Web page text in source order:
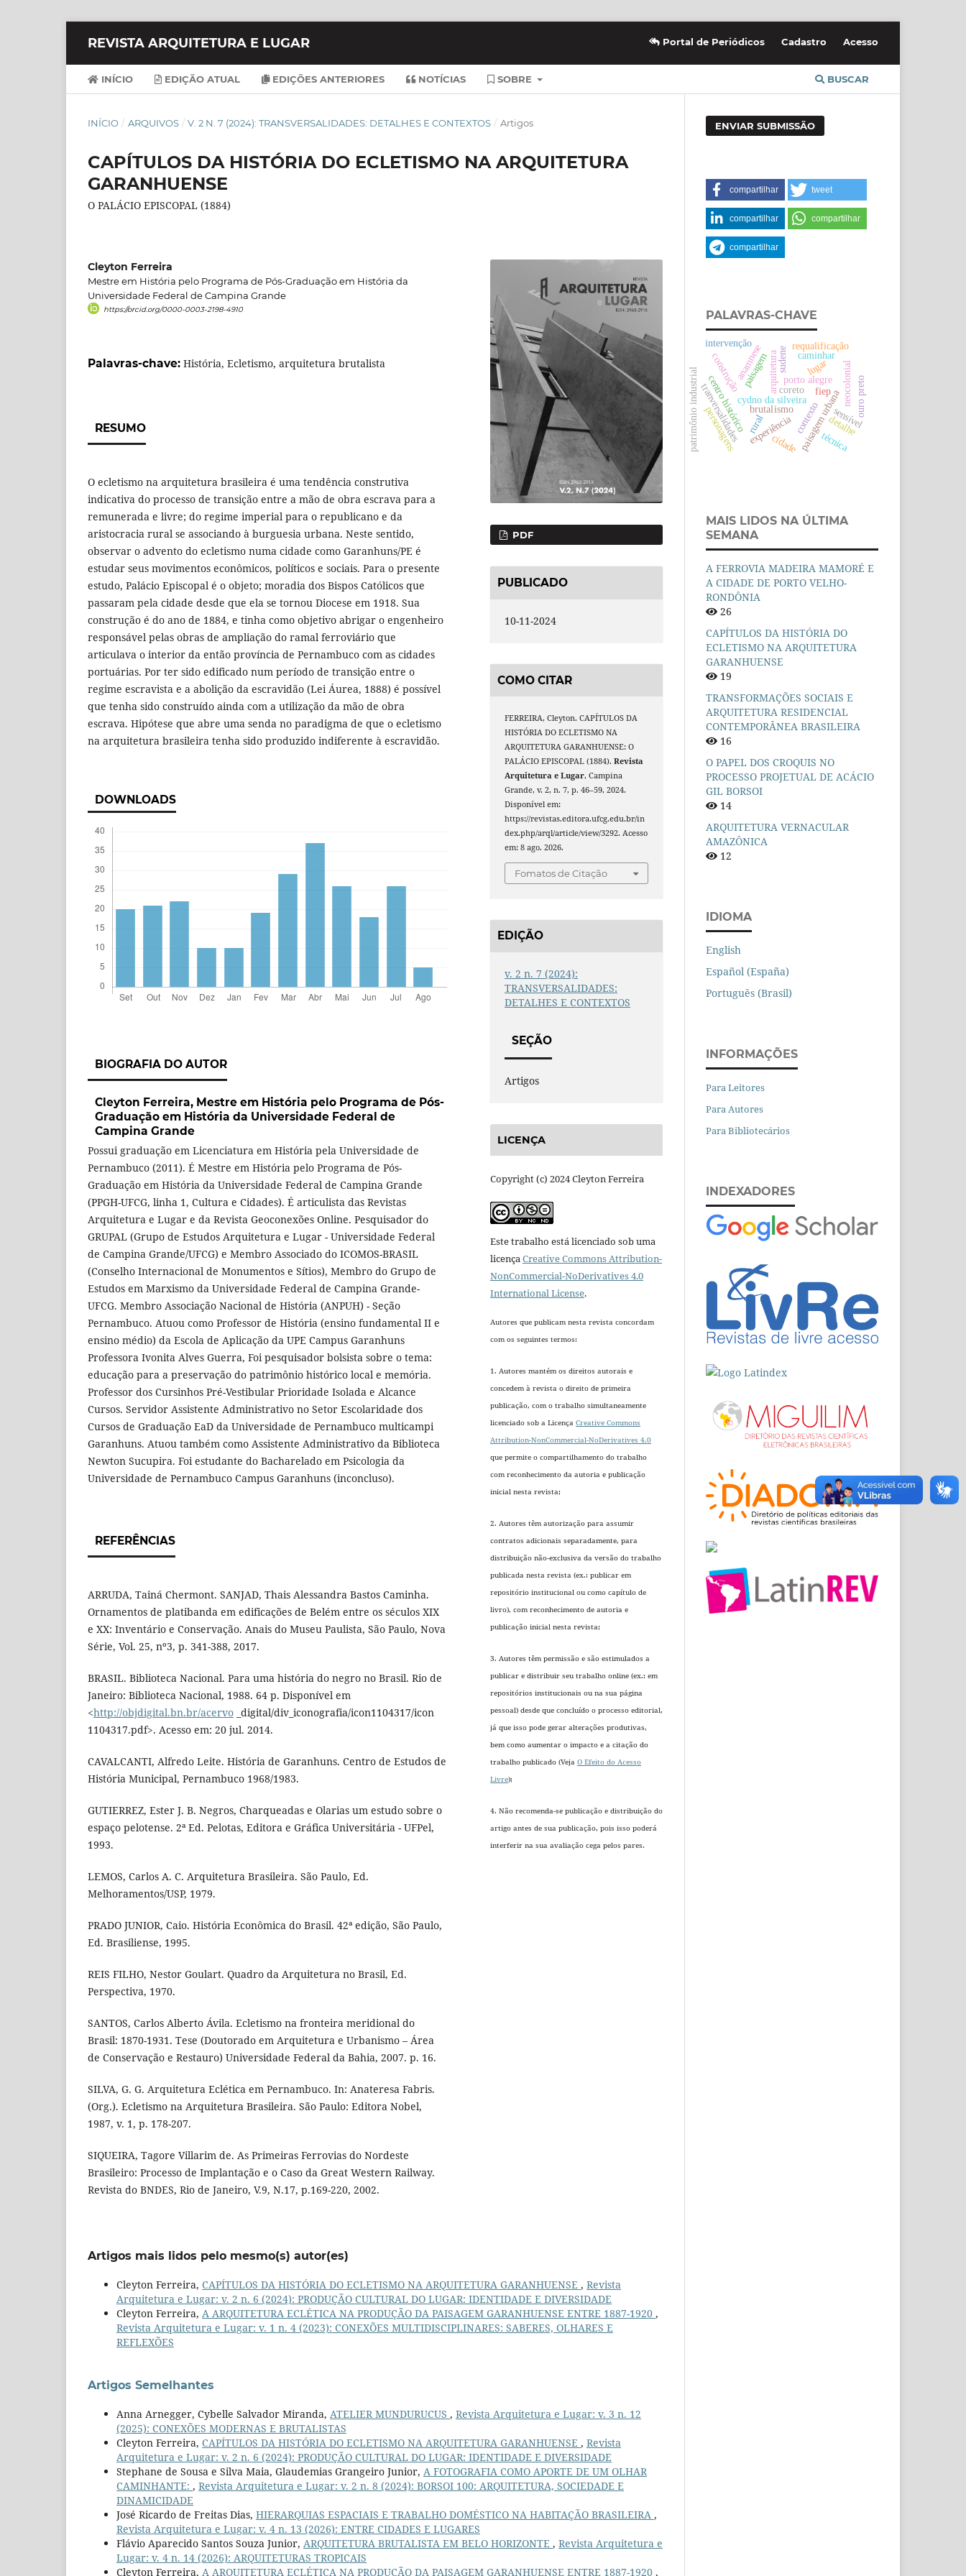
REVISTA ARQUITETURA E LUGAR
INÍCIO EDIÇÃO ATUAL EDIÇÕES ANTERIORES NOTÍCIAS SOBRE BUSCAR
Portal de Periódicos Cadastro Acesso
INÍCIO / ARQUIVOS / V. 2 N. 7 (2024): TRANSVERSALIDADES: DETALHES E CONTEXTOS / Artigos
CAPÍTULOS DA HISTÓRIA DO ECLETISMO NA ARQUITETURA
GARANHUENSE
O PALÁCIO EPISCOPAL (1884)
Cleyton Ferreira
Mestre em História pelo Programa de Pós-Graduação em História da
Universidade Federal de Campina Grande
https://orcid.org/0000-0003-2198-4910
Palavras-chave: História, Ecletismo, arquitetura brutalista
RESUMO
O ecletismo na arquitetura brasileira é uma tendência construtiva
indicativa do processo de transição entre a mão de obra escrava para a
remunerada e livre; do regime imperial para o republicano e da
aristocracia rural se associando à burguesia urbana. Neste sentido,
observar o advento do ecletismo numa cidade como Garanhuns/PE é
estudar seus movimentos econômicos, políticos e sociais. Para o presente
estudo, Palácio Episcopal é o objeto; moradia dos Bispos Católicos que
passaram pela cidade desde que ela se tornou Diocese em 1918. Sua
construção é do ano de 1884, e tinha como objetivo abrigar o engenheiro
responsável pelas obras de ampliação do ramal ferroviário que
articulava o interior da então província de Pernambuco com as cidades
portuárias. Por ter sido edificado num período de transição entre o
regime escravista e a abolição da escravidão (Lei Áurea, 1888) é possível
que tenha sido construído ainda com a utilização da mão de obra
escrava. Hipótese que abre uma senda no paradigma de que o ecletismo
na arquitetura brasileira tenha sido produzido indiferente à escravidão.
DOWNLOADS
BIOGRAFIA DO AUTOR
Cleyton Ferreira, Mestre em História pelo Programa de Pós-
Graduação em História da Universidade Federal de
Campina Grande
Possui graduação em Licenciatura em História pela Universidade de
Pernambuco (2011). É Mestre em História pelo Programa de Pós-
Graduação em História da Universidade Federal de Campina Grande
(PPGH-UFCG, linha 1, Cultura e Cidades). É articulista das Revistas
Arquitetura e Lugar e da Revista Geoconexões Online. Pesquisador do
GRUPAL (Grupo de Estudos Arquitetura e Lugar - Universidade Federal
de Campina Grande/UFCG) e Membro Associado do ICOMOS-BRASIL
(Conselho Internacional de Monumentos e Sítios), Membro do Grupo de
Estudos em Marxismo da Universidade Federal de Campina Grande-
UFCG. Membro Associação Nacional de História (ANPUH) - Seção
Pernambuco. Atuou como Professor de História (ensino fundamental II e
ensino médio) da Escola de Aplicação da UPE Campus Garanhuns
Professora Ivonita Alves Guerra, Foi pesquisador bolsista sobre o tema:
educação para a preservação do patrimônio histórico local e memória.
Professor dos Cursinhos Pré-Vestibular Prioridade Isolada e Alcance
Cursos. Servidor Assistente Administrativo no Setor Escolaridade dos
Cursos de Graduação EaD da Universidade de Pernambuco multicampi
Garanhuns. Atuou também como Assistente Administrativo da Biblioteca
Newton Sucupira. Foi estudante do Bacharelado em Psicologia da
Universidade de Pernambuco Campus Garanhuns (inconcluso).
REFERÊNCIAS
ARRUDA, Tainá Chermont. SANJAD, Thais Alessandra Bastos Caminha.
Ornamentos de platibanda em edificações de Belém entre os séculos XIX
e XX: Inventário e Conservação. Anais do Museu Paulista, São Paulo, Nova
Série, Vol. 25, nº3, p. 341-388, 2017.
BRASIL. Biblioteca Nacional. Para uma história do negro no Brasil. Rio de
Janeiro: Biblioteca Nacional, 1988. 64 p. Disponível em
<http://objdigital.bn.br/acervo _digital/div_iconografia/icon1104317/icon
1104317.pdf>. Acesso em: 20 jul. 2014.
CAVALCANTI, Alfredo Leite. História de Garanhuns. Centro de Estudos de
História Municipal, Pernambuco 1968/1983.
GUTIERREZ, Ester J. B. Negros, Charqueadas e Olarias um estudo sobre o
espaço pelotense. 2ª Ed. Pelotas, Editora e Gráfica Universitária - UFPel,
1993.
LEMOS, Carlos A. C. Arquitetura Brasileira. São Paulo, Ed.
Melhoramentos/USP, 1979.
PRADO JUNIOR, Caio. História Econômica do Brasil. 42ª edição, São Paulo,
Ed. Brasiliense, 1995.
REIS FILHO, Nestor Goulart. Quadro da Arquitetura no Brasil, Ed.
Perspectiva, 1970.
SANTOS, Carlos Alberto Ávila. Ecletismo na fronteira meridional do
Brasil: 1870-1931. Tese (Doutorado em Arquitetura e Urbanismo – Área
de Conservação e Restauro) Universidade Federal da Bahia, 2007. p. 16.
SILVA, G. G. Arquitetura Eclética em Pernambuco. In: Anateresa Fabris.
(Org.). Ecletismo na Arquitetura Brasileira. São Paulo: Editora Nobel,
1987, v. 1, p. 178-207.
SIQUEIRA, Tagore Villarim de. As Primeiras Ferrovias do Nordeste
Brasileiro: Processo de Implantação e o Caso da Great Western Railway.
Revista do BNDES, Rio de Janeiro, V.9, N.17, p.169-220, 2002.
PDF
PUBLICADO
10-11-2024
COMO CITAR
FERREIRA, Cleyton. CAPÍTULOS DA
HISTÓRIA DO ECLETISMO NA
ARQUITETURA GARANHUENSE: O
PALÁCIO EPISCOPAL (1884).Revista
Arquitetura e Lugar, Campina
Grande, v. 2, n. 7, p. 46–59, 2024.
Disponível em:
https://revistas.editora.ufcg.edu.br/in
dex.php/arql/article/view/3292. Acesso
em: 8 ago. 2026.
Fomatos de Citação
EDIÇÃO
v. 2 n. 7 (2024):
TRANSVERSALIDADES:
DETALHES E CONTEXTOS
SEÇÃO
Artigos
LICENÇA
Copyright (c) 2024 Cleyton Ferreira
Este trabalho está licenciado sob uma
licençaCreative Commons Attribution-
NonCommercial-NoDerivatives 4.0
International License.
Autores que publicam nesta revista concordam
com os seguintes termos:
1. Autores mantém os direitos autorais e
concedem à revista o direito de primeira
publicação, com o trabalho simultaneamente
licenciado sob a Licença Creative Commons
Attribution-NonCommercial-NoDerivatives 4.0
que permite o compartilhamento do trabalho
com reconhecimento da autoria e publicação
inicial nesta revista;
2. Autores têm autorização para assumir
contratos adicionais separadamente, para
distribuição não-exclusiva da versão do trabalho
publicada nesta revista (ex.: publicar em
repositório institucional ou como capítulo de
livro), com reconhecimento de autoria e
publicação inicial nesta revista;
3. Autores têm permissão e são estimulados a
publicar e distribuir seu trabalho online (ex.: em
repositórios institucionais ou na sua página
pessoal) desde que concluído o processo editorial,
já que isso pode gerar alterações produtivas,
bem como aumentar o impacto e a citação do
trabalho publicado (Veja O Efeito do Acesso
Livre);
4. Não recomenda-se publicação e distribuição do
artigo antes de sua publicação, pois isso poderá
interferir na sua avaliação cega pelos pares.
Artigos mais lidos pelo mesmo(s) autor(es)
Cleyton Ferreira, CAPÍTULOS DA HISTÓRIA DO ECLETISMO NA ARQUITETURA GARANHUENSE , Revista
Arquitetura e Lugar: v. 2 n. 6 (2024): PRODUÇÃO CULTURAL DO LUGAR: IDENTIDADE E DIVERSIDADE
Cleyton Ferreira, A ARQUITETURA ECLÉTICA NA PRODUÇÃO DA PAISAGEM GARANHUENSE ENTRE 1887-1920 ,
Revista Arquitetura e Lugar: v. 1 n. 4 (2023): CONEXÕES MULTIDISCIPLINARES: SABERES, OLHARES E
REFLEXÕES
Artigos Semelhantes
Anna Arnegger, Cybelle Salvador Miranda, ATELIER MUNDURUCUS , Revista Arquitetura e Lugar: v. 3 n. 12
(2025): CONEXÕES MODERNAS E BRUTALISTAS
Cleyton Ferreira, CAPÍTULOS DA HISTÓRIA DO ECLETISMO NA ARQUITETURA GARANHUENSE , Revista
Arquitetura e Lugar: v. 2 n. 6 (2024): PRODUÇÃO CULTURAL DO LUGAR: IDENTIDADE E DIVERSIDADE
Stephane de Sousa e Silva Maia, Glaudemias Grangeiro Junior, A FOTOGRAFIA COMO APORTE DE UM OLHAR
CAMINHANTE: , Revista Arquitetura e Lugar: v. 2 n. 8 (2024): BORSOI 100: ARQUITETURA, SOCIEDADE E
DINAMICIDADE
José Ricardo de Freitas Dias, HIERARQUIAS ESPACIAIS E TRABALHO DOMÉSTICO NA HABITAÇÃO BRASILEIRA ,
Revista Arquitetura e Lugar: v. 4 n. 13 (2026): ENTRE CIDADES E LUGARES
Flávio Aparecido Santos Souza Junior, ARQUITETURA BRUTALISTA EM BELO HORIZONTE , Revista Arquitetura e
Lugar: v. 4 n. 14 (2026): ARQUITETURAS TROPICAIS
Cleyton Ferreira, A ARQUITETURA ECLÉTICA NA PRODUÇÃO DA PAISAGEM GARANHUENSE ENTRE 1887-1920 ,
ENVIAR SUBMISSÃO
compartilhar tweet
compartilhar compartilhar
compartilhar
PALAVRAS-CHAVE
brutalismo
fiep
cydno da silveirapaisagem urbana
porto alegre
centro histórico
arquitetura lugar
tranversalidades detalhe
contexto
paisagem
rural
experiência sensível
neocolonial
técnica
personagens
construção
patrimônio industrial
sudene
coreto ouro preto
anamnese requalificação
intervenção
caminhar
cidade
MAIS LIDOS NA ÚLTIMA
SEMANA
A FERROVIA MADEIRA MAMORÉ E
A CIDADE DE PORTO VELHO-
RONDÔNIA
26
CAPÍTULOS DA HISTÓRIA DO
ECLETISMO NA ARQUITETURA
GARANHUENSE
19
TRANSFORMAÇÕES SOCIAIS E
ARQUITETURA RESIDENCIAL
CONTEMPORÂNEA BRASILEIRA
16
O PAPEL DOS CROQUIS NO
PROCESSO PROJETUAL DE ACÁCIO
GIL BORSOI
14
ARQUITETURA VERNACULAR
AMAZÔNICA
12
IDIOMA
English
Español (España)
Português (Brasil)
INFORMAÇÕES
Para Leitores
Para Autores
Para Bibliotecários
INDEXADORES